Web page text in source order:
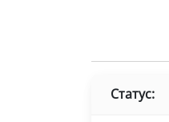
Статус: